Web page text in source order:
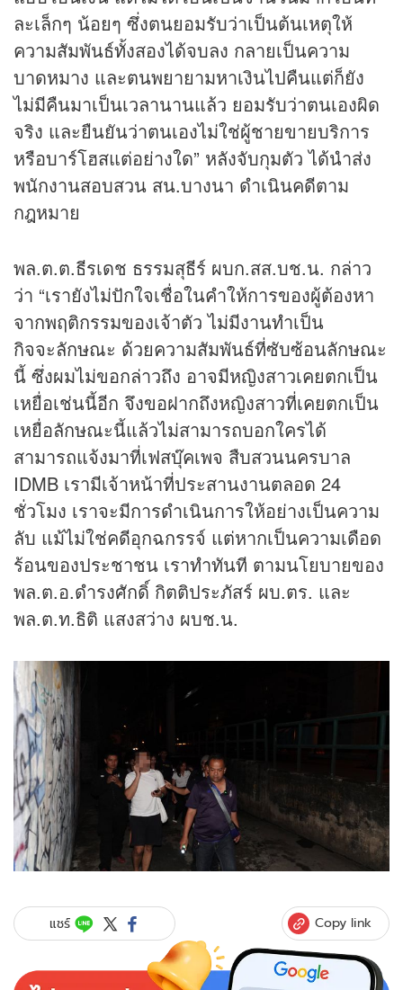
ละเล็กๆ น้อยๆ ซึ่งตนยอมรับว่าเป็นต้นเหตุให้
ความสัมพันธ์ทั้งสองได้จบลง กลายเป็นความ
บาดหมาง และตนพยายามหาเงินไปคืนแต่ก็ยัง
ไม่มีคืนมาเป็นเวลานานแล้ว ยอมรับว่าตนเองผิด
จริง และยืนยันว่าตนเองไม่ใช่ผู้ชายขายบริการ
หรือบาร์โฮสแต่อย่างใด” หลังจับกุมตัว ได้นำส่ง
พนักงานสอบสวน สน.บางนา ดำเนินคดีตาม
กฎหมาย
พล.ต.ต.ธีรเดช ธรรมสุธีร์ ผบก.สส.บช.น. กล่าว
ว่า “เรายังไม่ปักใจเชื่อในคำให้การของผู้ต้องหา
จากพฤติกรรมของเจ้าตัว ไม่มีงานทำเป็น
กิจจะลักษณะ ด้วยความสัมพันธ์ที่ซับซ้อนลักษณะ
นี้ ซึ่งผมไม่ขอกล่าวถึง อาจมีหญิงสาวเคยตกเป็น
เหยื่อเช่นนี้อีก จึงขอฝากถึงหญิงสาวที่เคยตกเป็น
เหยื่อลักษณะนี้แล้วไม่สามารถบอกใครได้
สามารถแจ้งมาที่เฟสบุ๊คเพจ สืบสวนนครบาล
IDMB เรามีเจ้าหน้าที่ประสานงานตลอด 24
ชั่วโมง เราจะมีการดำเนินการให้อย่างเป็นความ
ลับ แม้ไม่ใช่คดีอุกฉกรรจ์ แต่หากเป็นความเดือด
ร้อนของประชาชน เราทำทันที ตามนโยบายของ
พล.ต.อ.ดำรงศักดิ์ กิตติประภัสร์ ผบ.ตร. และ
พล.ต.ท.ธิติ แสงสว่าง ผบช.น.
แชร์ Copy link